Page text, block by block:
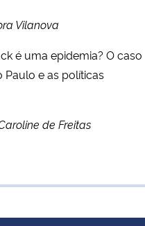
Vilanova
é uma epidemia? O caso
Paulo e as políticas
de Freitas